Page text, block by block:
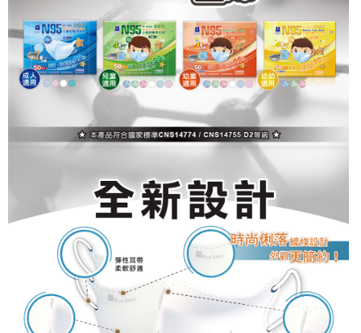
1.本服務係由「台灣大哥大股份有限公司」（以下簡稱本公司）所提供，讓
用戶於交易時，得透過本服務購買商品或服務，並由商店將買賣／分期付款
買賣價金債權讓與本公司後，依約使用本公司帳單繳交帳款。
2.基於同意付款使用「大哥付你分期」之契約關係目的，商店將以您的個人
資料（包含姓名、電話或地址）提供予台灣大哥大進項蒐集、處理及利用，
由本公司與您本人進行分期帳單所需資料之確認、核對及更正。
3.完整用戶服務條款，請詳閱以下連結：https://oppay.tw/userRule
３．收到繳費通知簡訊後14天內，點擊此簡訊中的連結，可透過四大超商／
ATM／網路銀行／等多元方式進行付款，方視為交易完成。
※ 請注意：結帳手續完成當下不需立刻繳費，但若您需要取消訂單，請聯絡
購買商品的店家。未經商家同意取消之訂單仍視為有效，需透過AFTEE先享
後付繳納相關費用。
※ 交易是否成功請以「AFTEE先享後付 」之結帳頁面顯示為準，若有關於
是否繳費成功／繳費後需取消欲退款等相關疑問，請聯繫「AFTEE先享後付
https://netprotections.freshdesk.com/support/home
１．透過由恩沛科技股份有限公司提供之「AFTEE先享後付」服務完成之交
易，需依本服務之必要範圍內提供個人資料，並將交易相關給付款項請求債
權轉讓予恩沛科技股份有限公司。
２．關於個人資料處理事宜，請瀏覽以下網址：
https://aftee.tw/terms/#terms3
３．未成年的使用者請事先徵得法定代理人或監護人之同意方可使用
「AFTEE先享後付」，若未經同意申辦者引起之損失，本公司不負相關責
４．使用「AFTEE先享後付」時，將依據個別帳號之用戶狀況，依本公司即
時審查核予不同之上限額度；若仍有額度不足之情形，本公司將視審查結果
請求用戶進行身份認證。
５．嚴禁一人註冊多個帳號或使用他人資訊註冊。若發現惡意使用之情形，
恩沛科技股份有限公司將有權停止該用戶之使用額度並採取法律行動。